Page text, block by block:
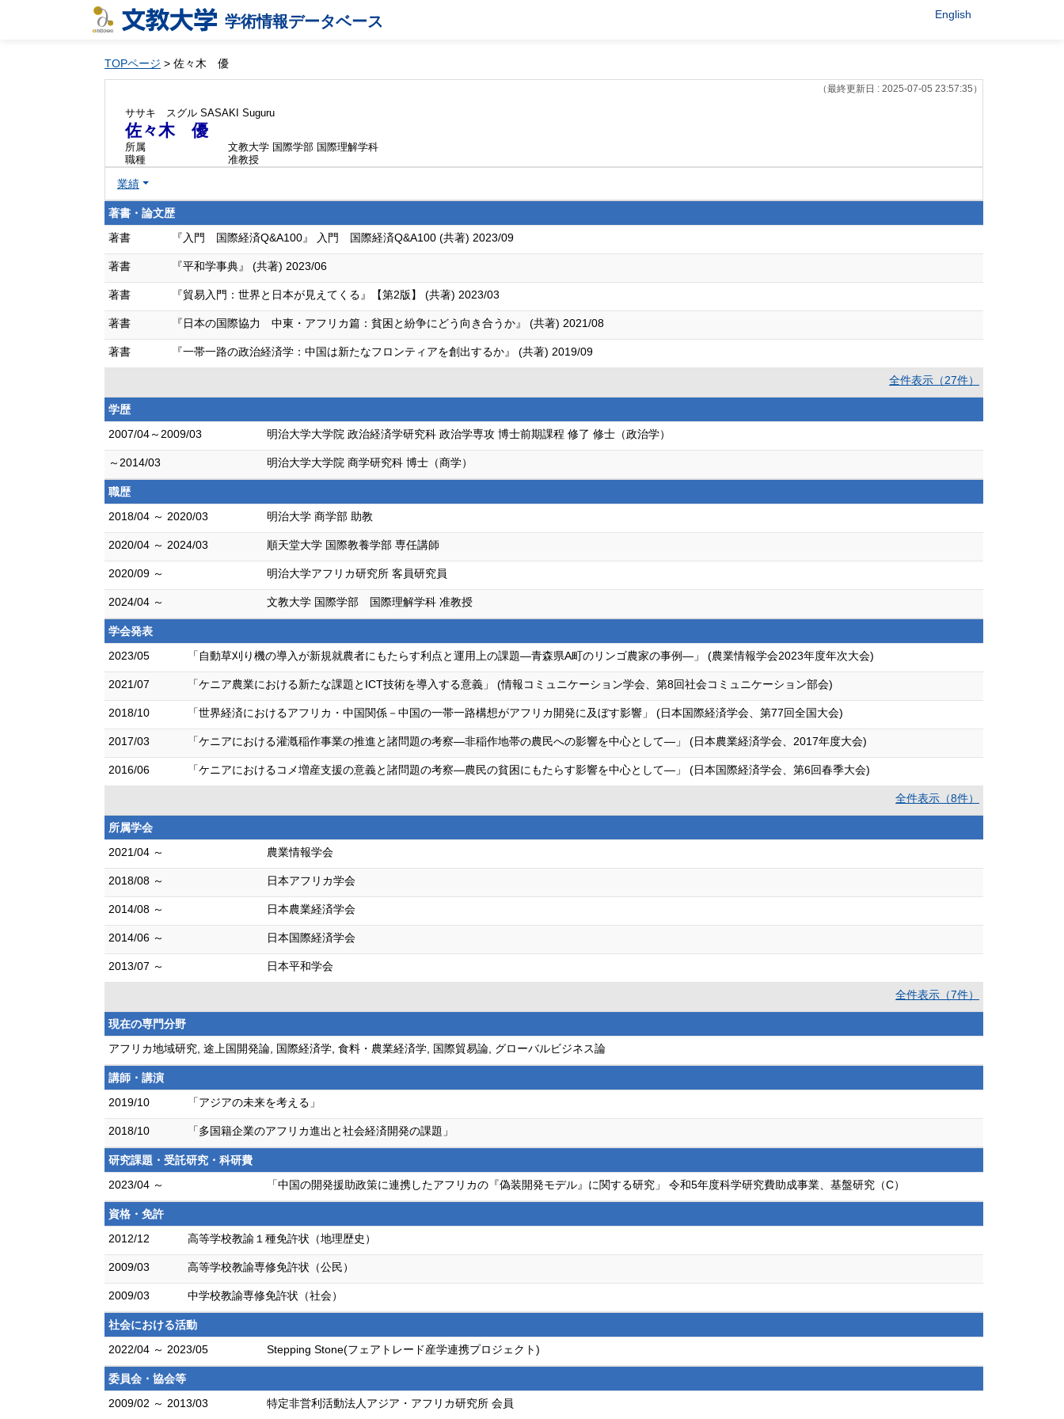
学術情報データベース English
TOPページ > 佐々木 優
（最終更新日 : 2025-07-05 23:57:35）
ササキ スグル SASAKI Suguru
佐々木 優
所属
文教大学 国際学部 国際理解学科
職種
准教授
業績
著書・論文歴
著書
『入門 国際経済Q&A100』 入門 国際経済Q&A100 (共著) 2023/09
著書 『平和学事典』 (共著) 2023/06
著書 『貿易入門：世界と日本が見えてくる』【第2版】 (共著) 2023/03
著書 『日本の国際協力 中東・アフリカ篇：貧困と紛争にどう向き合うか』 (共著) 2021/08
著書 『一帯一路の政治経済学：中国は新たなフロンティアを創出するか』 (共著) 2019/09
全件表示（27件）
学歴
2007/04～2009/03
明治大学大学院 政治経済学研究科 政治学専攻 博士前期課程 修了 修士（政治学）
～2014/03 明治大学大学院 商学研究科 博士（商学）
職歴
2018/04 ～ 2020/03
明治大学 商学部 助教
2020/04 ～ 2024/03 順天堂大学 国際教養学部 専任講師
2020/09 ～ 明治大学アフリカ研究所 客員研究員
2024/04 ～ 文教大学 国際学部 国際理解学科 准教授
学会発表
2023/05
「自動草刈り機の導入が新規就農者にもたらす利点と運用上の課題―青森県A町のリンゴ農家の事例―」 (農業情報学会2023年度年次大会)
2021/07 「ケニア農業における新たな課題とICT技術を導入する意義」 (情報コミュニケーション学会、第8回社会コミュニケーション部会)
2018/10 「世界経済におけるアフリカ・中国関係－中国の一帯一路構想がアフリカ開発に及ぼす影響」 (日本国際経済学会、第77回全国大会)
2017/03 「ケニアにおける灌漑稲作事業の推進と諸問題の考察―非稲作地帯の農民への影響を中心として―」 (日本農業経済学会、2017年度大会)
2016/06 「ケニアにおけるコメ増産支援の意義と諸問題の考察―農民の貧困にもたらす影響を中心として―」 (日本国際経済学会、第6回春季大会)
全件表示（8件）
所属学会
2021/04 ～
農業情報学会
2018/08 ～ 日本アフリカ学会
2014/08 ～ 日本農業経済学会
2014/06 ～ 日本国際経済学会
2013/07 ～ 日本平和学会
全件表示（7件）
現在の専門分野
アフリカ地域研究, 途上国開発論, 国際経済学, 食料・農業経済学, 国際貿易論, グローバルビジネス論
講師・講演
2019/10
「アジアの未来を考える」
2018/10 「多国籍企業のアフリカ進出と社会経済開発の課題」
研究課題・受託研究・科研費
2023/04 ～
「中国の開発援助政策に連携したアフリカの『偽装開発モデル』に関する研究」 令和5年度科学研究費助成事業、基盤研究（C）
資格・免許
2012/12
高等学校教諭１種免許状（地理歴史）
2009/03 高等学校教諭専修免許状（公民）
2009/03 中学校教諭専修免許状（社会）
社会における活動
2022/04 ～ 2023/05
Stepping Stone(フェアトレード産学連携プロジェクト)
委員会・協会等
2009/02 ～ 2013/03
特定非営利活動法人アジア・アフリカ研究所 会員